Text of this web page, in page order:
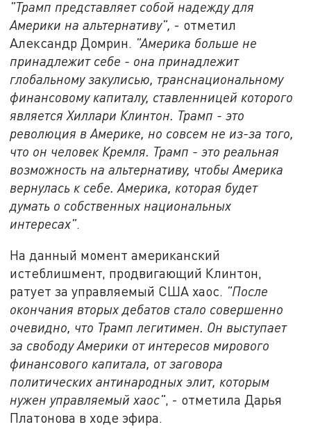
"Трамп представляет собой надежду для
Америки на альтернативу", - отметил
Александр Домрин. "Америка больше не
принадлежит себе - она принадлежит
глобальному закулисью, транснациональному
финансовому капиталу, ставленницей которого
является Хиллари Клинтон. Трамп - это
революция в Америке, но совсем не из-за того,
что он человек Кремля. Трамп - это реальная
возможность на альтернативу, чтобы Америка
вернулась к себе. Америка, которая будет
думать о собственных национальных
интересах".
На данный момент американский
истеблишмент, продвигающий Клинтон,
ратует за управляемый США хаос. "После
окончания вторых дебатов стало совершенно
очевидно, что Трамп легитимен. Он выступает
за свободу Америки от интересов мирового
финансового капитала, от заговора
политических антинародных элит, которым
нужен управляемый хаос", - отметила Дарья
Платонова в ходе эфира.